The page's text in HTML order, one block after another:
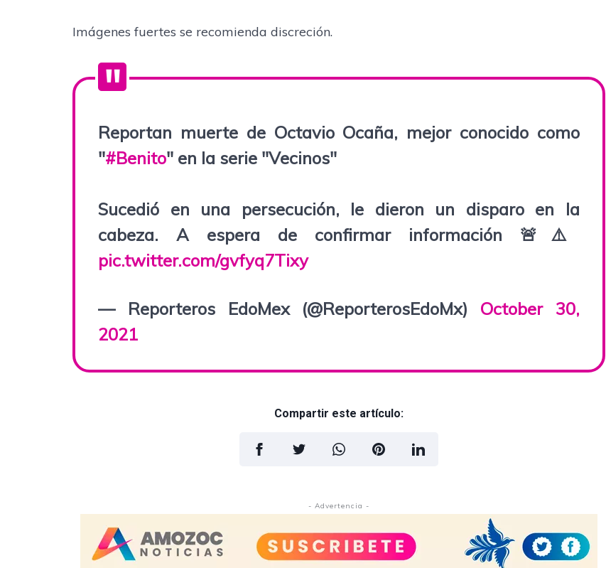
Imágenes fuertes se recomienda discreción.
Reportan muerte de Octavio Ocaña, mejor conocido como
"#Benito" en la serie "Vecinos"
Sucedió en una persecución, le dieron un disparo en la
cabeza. A espera de confirmar información 🚨⚠️
pic.twitter.com/gvfyq7Tixy
— Reporteros EdoMex (@ReporterosEdoMx) October 30,
2021
Compartir este artículo:
- Advertencia -